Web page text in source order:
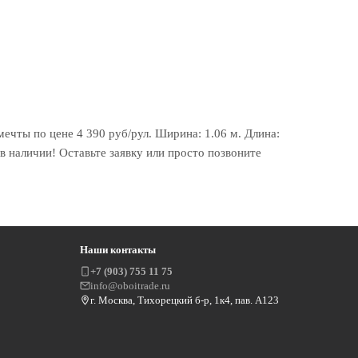
по цене 4 390 руб/рул. Ширина: 1.06 м. Длина:
Оставьте заявку или просто позвоните
Наши контакты
+7 (903) 755 11 75
info@oboitrade.ru
г. Москва, Тихорецкий б-р, 1к4, пав. А123